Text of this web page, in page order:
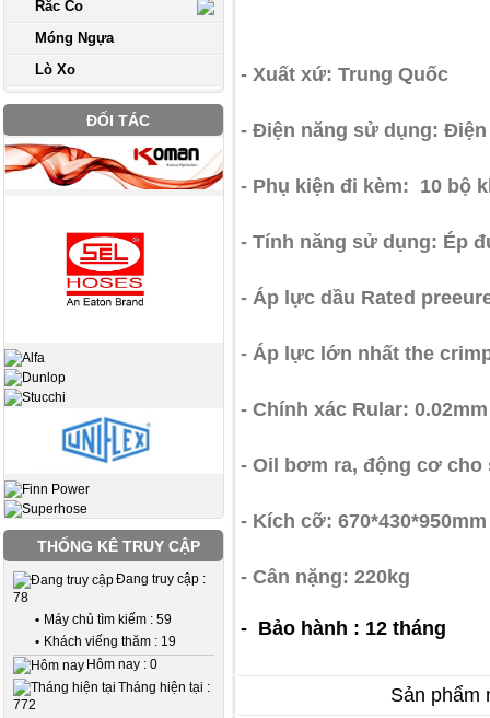
Rắc Co
Móng Ngựa
Lò Xo
ĐỐI TÁC
THỐNG KÊ TRUY CẬP
Đang truy cập :
78
• Máy chủ tìm kiếm : 59
• Khách viếng thăm : 19
Hôm nay : 0
Tháng hiện tại :
772
- Xuất xứ: Trung Quốc
- Điện năng sử dụng: Điện
- Phụ kiện đi kèm: 10 bộ
- Tính năng sử dụng: Ép
- Áp lực dầu Rated
- Áp lực lớn nhất the
- Chính xác Rular: 0.02mm
- Oil bơm ra, động cơ cho
- Kích cỡ: 670*430*950mm
- Cân nặng: 220kg
- Bảo hành : 12 tháng
Sản phẩm